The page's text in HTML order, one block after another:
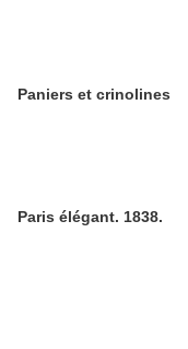
Paniers et crinolines
Paris élégant. 1838.